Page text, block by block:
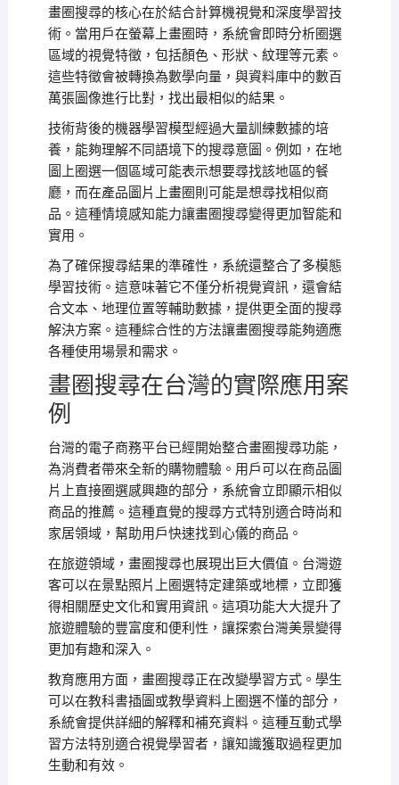
畫圈搜尋的核心在於結合計算機視覺和深度學習技
術。當用戶在螢幕上畫圈時，系統會即時分析圈選
區域的視覺特徵，包括顏色、形狀、紋理等元素。
這些特徵會被轉換為數學向量，與資料庫中的數百
萬張圖像進行比對，找出最相似的結果。
技術背後的機器學習模型經過大量訓練數據的培
養，能夠理解不同語境下的搜尋意圖。例如，在地
圖上圈選一個區域可能表示想要尋找該地區的餐
廳，而在產品圖片上畫圈則可能是想尋找相似商
品。這種情境感知能力讓畫圈搜尋變得更加智能和
實用。
為了確保搜尋結果的準確性，系統還整合了多模態
學習技術。這意味著它不僅分析視覺資訊，還會結
合文本、地理位置等輔助數據，提供更全面的搜尋
解決方案。這種綜合性的方法讓畫圈搜尋能夠適應
各種使用場景和需求。
畫圈搜尋在台灣的實際應用案
例
台灣的電子商務平台已經開始整合畫圈搜尋功能，
為消費者帶來全新的購物體驗。用戶可以在商品圖
片上直接圈選感興趣的部分，系統會立即顯示相似
商品的推薦。這種直覺的搜尋方式特別適合時尚和
家居領域，幫助用戶快速找到心儀的商品。
在旅遊領域，畫圈搜尋也展現出巨大價值。台灣遊
客可以在景點照片上圈選特定建築或地標，立即獲
得相關歷史文化和實用資訊。這項功能大大提升了
旅遊體驗的豐富度和便利性，讓探索台灣美景變得
更加有趣和深入。
教育應用方面，畫圈搜尋正在改變學習方式。學生
可以在教科書插圖或教學資料上圈選不懂的部分，
系統會提供詳細的解釋和補充資料。這種互動式學
習方法特別適合視覺學習者，讓知識獲取過程更加
生動和有效。